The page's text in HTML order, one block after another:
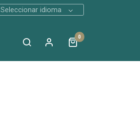
Seleccionar idioma
0